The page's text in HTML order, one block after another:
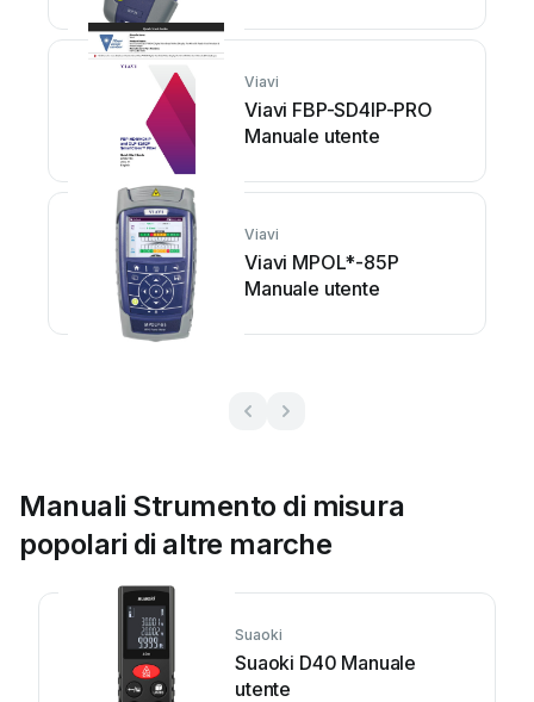
Viavi
Viavi FBP-SD4IP-PRO
Manuale utente
Viavi
Viavi MPOL*-85P
Manuale utente
Manuali Strumento di misura
popolari di altre marche
Suaoki
Suaoki D40 Manuale
utente